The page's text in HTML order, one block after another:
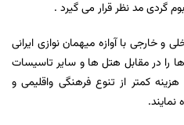
گردی مد نظر قرار می گیرد .
و خارجی با آوازه میهمان نوازی ایرانی
را در مقابل هتل ها و سایر تاسیسات
کمتر از تنوع فرهنگی واقلیمی و